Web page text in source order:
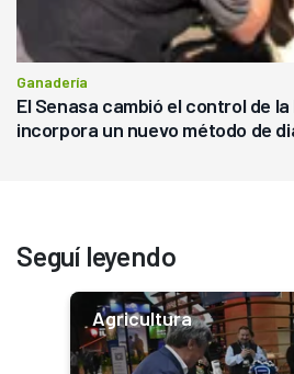
Ganadería
El Senasa cambió el control de
incorpora un nuevo método de
Seguí leyendo
Agricultura